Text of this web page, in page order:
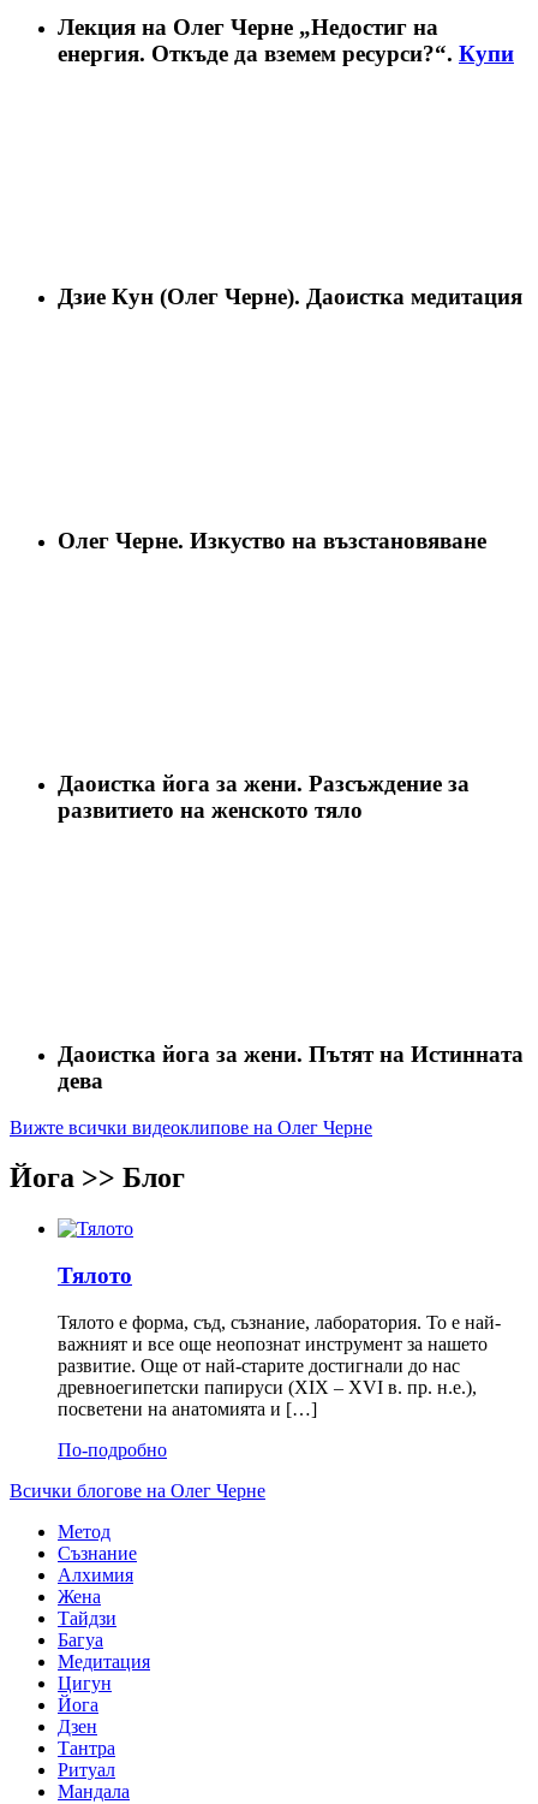
Лекция на Олег Черне „Недостиг на
енергия. Откъде да вземем ресурси?“. Купи
Дзие Кун (Олег Черне). Даоистка медитация
Олег Черне. Изкуство на възстановяване
Даоистка йога за жени. Разсъждение за
развитието на женското тяло
Даоистка йога за жени. Пътят на Истинната
дева
Вижте всички видеоклипове на Олег Черне
Йога >> Блог
Тялото
Тялото е форма, съд, съзнание, лаборатория. То е най-
важният и все още неопознат инструмент за нашето
развитие. Още от най-старите достигнали до нас
древноегипетски папируси (XIX – XVI в. пр. н.е.),
посветени на анатомията и […]
По-подробно
Всички блогове на Олег Черне
Метод
Съзнание
Алхимия
Жена
Тайдзи
Багуа
Медитация
Цигун
Йога
Дзен
Тантра
Ритуал
Мандала